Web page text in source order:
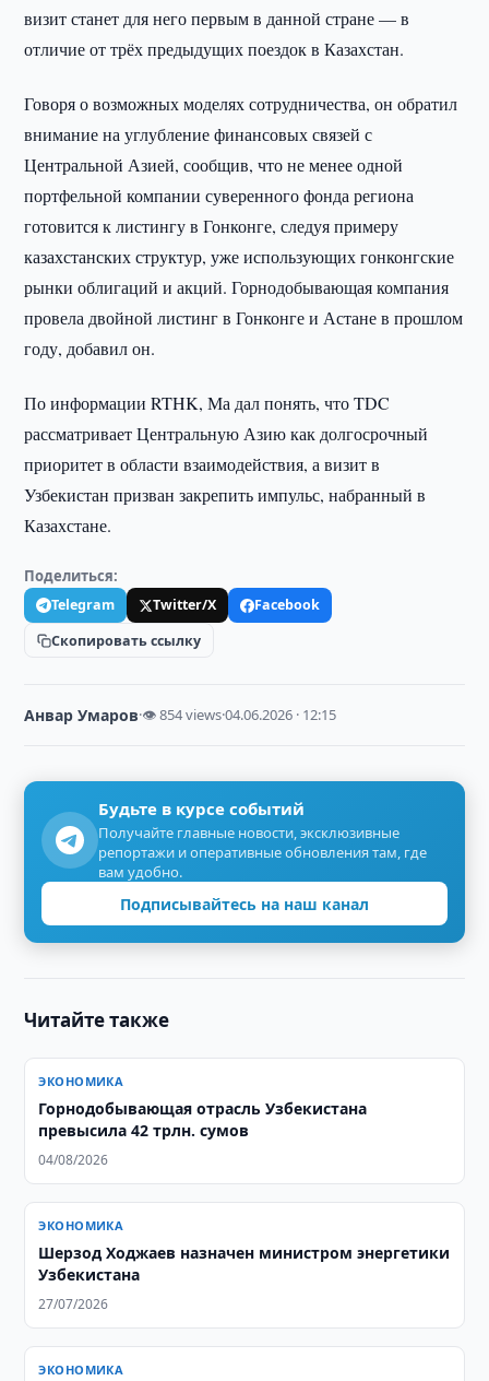
визит станет для него первым в данной стране — в
отличие от трёх предыдущих поездок в Казахстан.
Говоря о возможных моделях сотрудничества, он обратил
внимание на углубление финансовых связей с
Центральной Азией, сообщив, что не менее одной
портфельной компании суверенного фонда региона
готовится к листингу в Гонконге, следуя примеру
казахстанских структур, уже использующих гонконгские
рынки облигаций и акций. Горнодобывающая компания
провела двойной листинг в Гонконге и Астане в прошлом
году, добавил он.
По информации RTHK, Ма дал понять, что TDC
рассматривает Центральную Азию как долгосрочный
приоритет в области взаимодействия, а визит в
Узбекистан призван закрепить импульс, набранный в
Казахстане.
Поделиться:
Telegram Twitter/X
Facebook
Скопировать ссылку
Анвар Умаров·👁 854 views·04.06.2026 · 12:15
Будьте в курсе событий
Получайте главные новости, эксклюзивные
репортажи и оперативные обновления там, где
вам удобно.
Подписывайтесь на наш канал
Читайте также
ЭКОНОМИКА
Горнодобывающая отрасль Узбекистана
превысила 42 трлн. сумов
04/08/2026
ЭКОНОМИКА
Шерзод Ходжаев назначен министром энергетики
Узбекистана
27/07/2026
ЭКОНОМИКА